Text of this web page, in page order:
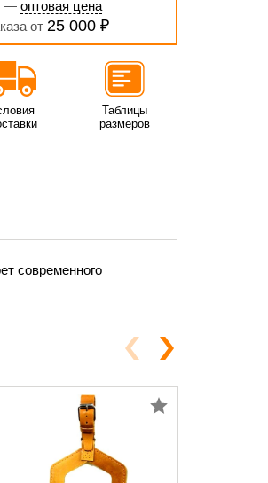
—оптовая цена
от 25 000 ₽
современного
Таблицы
размеров